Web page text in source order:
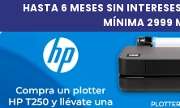
HASTA 6 MESES SIN
MÍNIMA 2999